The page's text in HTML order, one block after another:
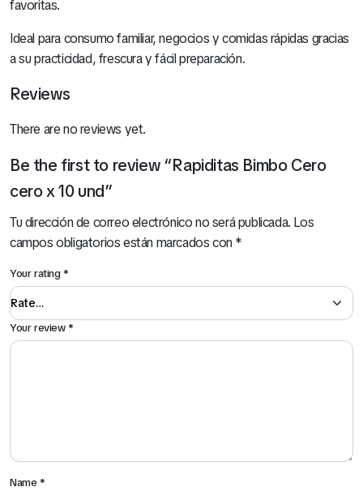
favoritas.
Ideal para consumo familiar, negocios y comidas rápidas gracias
a su practicidad, frescura y fácil preparación.
Reviews
There are no reviews yet.
Be the first to review “Rapiditas Bimbo Cero
cero x 10 und”
Tu dirección de correo electrónico no será publicada. Los
campos obligatorios están marcados con*
Your rating*
Your review*
Name*